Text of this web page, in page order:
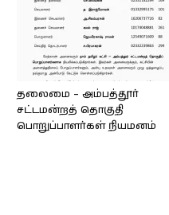
தலைமை – அம்பத்தூர்
சட்டமன்றத் தொகுதி
பொறுப்பாளர்கள் நியமனம்